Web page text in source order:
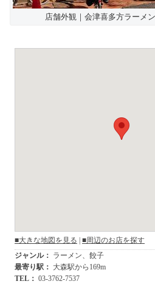
店舗外観｜会津喜多方ラーメ